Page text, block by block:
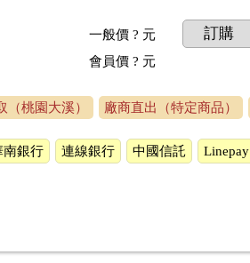
一般價? 元
會員價? 元
訂購
（桃園大溪） 廠商直出（特定商品）
南銀行 連線銀行 中國信託 Linepay